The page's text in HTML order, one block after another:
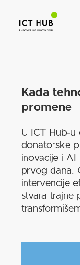
Kada
promene
U ICT Hub-u
donatorske
inovacije i AI
prvog dana.
intervencije
stvara trajne